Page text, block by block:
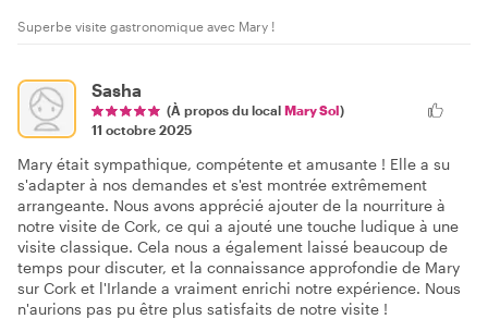
Superbe visite gastronomique avec Mary !
Sasha
(À propos du local Mary Sol)
11 octobre 2025
Mary était sympathique, compétente et amusante ! Elle a su
s'adapter à nos demandes et s'est montrée extrêmement
arrangeante. Nous avons apprécié ajouter de la nourriture à
notre visite de Cork, ce qui a ajouté une touche ludique à une
visite classique. Cela nous a également laissé beaucoup de
temps pour discuter, et la connaissance approfondie de Mary
sur Cork et l'Irlande a vraiment enrichi notre expérience. Nous
n'aurions pas pu être plus satisfaits de notre visite !